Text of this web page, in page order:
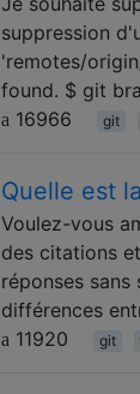
suppression
'remotes/
found. $ git
16966
git
Quelle est
Voulez-vous
des citations
réponses
différences
11920
git